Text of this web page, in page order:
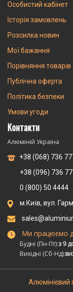
Особистий кабінет
Історія замовлень
Розсилка новин
Мої бажання
Порівняння товарів
Публічна оферта
Політика безпеки
Умови угоди
Контакти
Алюміній Україна
+38 (068) 736
+38 (096) 736
0 (800) 50 4444
м.Київ, вул.
Ми працюємо
Будні (Пн-Пт):з 9
Вихідні (Сб-Нд):
Алюмінієвий